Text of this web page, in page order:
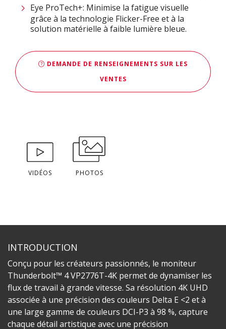
Eye ProTech+: Minimise la fatigue visuelle
grâce à la technologie Flicker-Free et à la
solution matérielle à faible lumière bleue.
DEMANDE DE RENSEIGNEMENTS SUR LES
VENTES
VIDÉOS PHOTOS
INTRODUCTION
Conçu pour les créateurs passionnés, le moniteur
Thunderbolt™ 4 VP2776T-4K permet de dynamiser les
flux de travail à grande vitesse. Sa résolution 4K UHD
associée à une précision des couleurs Delta E <2 et à
une large gamme de couleurs DCI-P3 à 98 %, capture
chaque détail artistique avec une précision